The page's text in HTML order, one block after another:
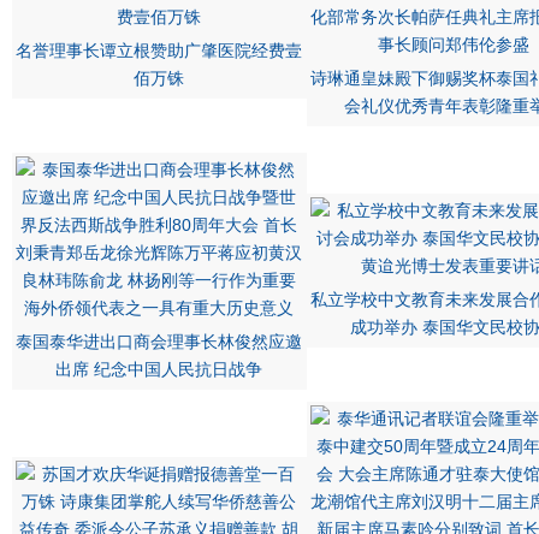
名誉理事长谭立根赞助广肇医院经费壹
佰万铢
诗琳通皇妹殿下御赐奖杯泰国
会礼仪优秀青年表彰隆重
泰国泰华进出口商会理事长林俊然应邀
出席 纪念中国人民抗日战争
私立学校中文教育未来发展合
成功举办 泰国华文民校